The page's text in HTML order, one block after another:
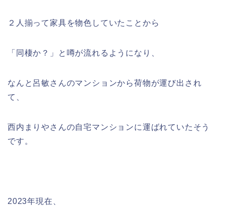
２人揃って家具を物色していたことから
「同棲か？」と噂が流れるようになり、
なんと呂敏さんのマンションから荷物が運び出され
て、
西内まりやさんの自宅マンションに運ばれていたそう
です。
2023年現在、